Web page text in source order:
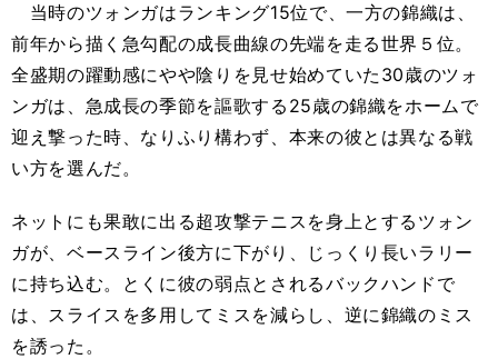
当時のツォンガはランキング15位で、一方の錦織は、
前年から描く急勾配の成長曲線の先端を走る世界５位。
全盛期の躍動感にやや陰りを見せ始めていた30歳のツォ
ンガは、急成長の季節を謳歌する25歳の錦織をホームで
迎え撃った時、なりふり構わず、本来の彼とは異なる戦
い方を選んだ。
ネットにも果敢に出る超攻撃テニスを身上とするツォン
ガが、ベースライン後方に下がり、じっくり長いラリー
に持ち込む。とくに彼の弱点とされるバックハンドで
は、スライスを多用してミスを減らし、逆に錦織のミス
を誘った。